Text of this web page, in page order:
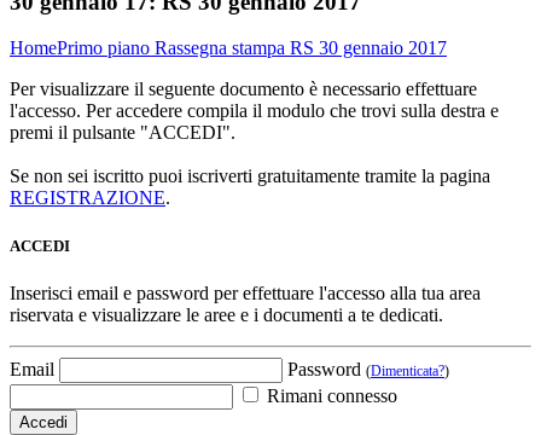
HomePrimo piano Rassegna stampa RS 30 gennaio 2017
Per visualizzare il seguente documento è necessario effettuare
l'accesso. Per accedere compila il modulo che trovi sulla destra e
premi il pulsante "ACCEDI".
Se non sei iscritto puoi iscriverti gratuitamente tramite la pagina
REGISTRAZIONE.
ACCEDI
Inserisci email e password per effettuare l'accesso alla tua area
riservata e visualizzare le aree e i documenti a te dedicati.
Email Password (Dimenticata?)
Rimani connesso